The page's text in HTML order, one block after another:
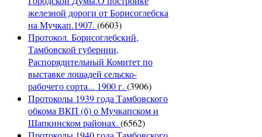
железной дороги от Борисоглебска
на Мучкап.1907. (6603)
Протокол. Борисоглебский,
Тамбовской губернии,
Распорядительный Комитет по
выставке лошадей сельско-
рабочего сорта... 1900 г. (3906)
Протоколы 1939 года Тамбовского
обкома ВКП (б) о Мучкапском и
Шапкинском районах. (6562)